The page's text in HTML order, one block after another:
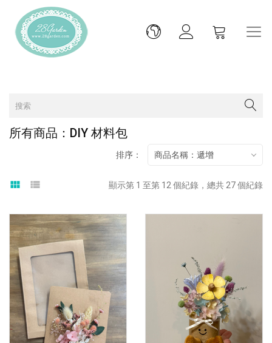
所有商品：DIY 材料包
view_module view_list 顯示第 1 至第 12 個紀錄，總共 27 個紀錄
排序： 商品名稱：遞增